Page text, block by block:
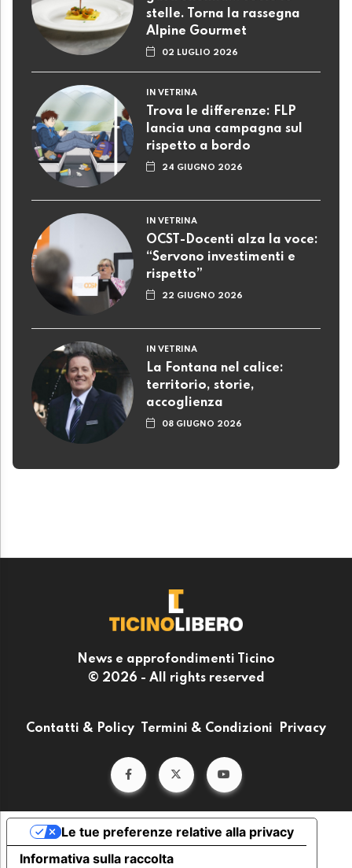
stelle. Torna la rassegna
Alpine Gourmet
02 LUGLIO 2026
IN VETRINA
Trova le differenze: FLP
lancia una campagna sul
rispetto a bordo
24 GIUGNO 2026
IN VETRINA
OCST-Docenti alza la voce:
“Servono investimenti e
rispetto”
22 GIUGNO 2026
IN VETRINA
La Fontana nel calice:
territorio, storie,
accoglienza
08 GIUGNO 2026
News e approfondimenti Ticino
© 2026 - All rights reserved
Contatti & Policy Termini & Condizioni Privacy
Informativa sulla raccolta
Le tue preferenze relative alla privacy